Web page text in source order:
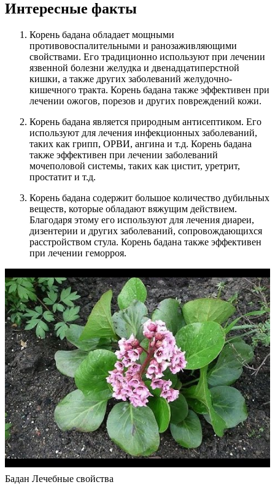
Интересные факты
Корень бадана обладает мощными
противовоспалительными и ранозаживляющими
свойствами. Его традиционно используют при лечении
язвенной болезни желудка и двенадцатиперстной
кишки, а также других заболеваний желудочно-
кишечного тракта. Корень бадана также эффективен при
лечении ожогов, порезов и других повреждений кожи.
Корень бадана является природным антисептиком. Его
используют для лечения инфекционных заболеваний,
таких как грипп, ОРВИ, ангина и т.д. Корень бадана
также эффективен при лечении заболеваний
мочеполовой системы, таких как цистит, уретрит,
простатит и т.д.
Корень бадана содержит большое количество дубильных
веществ, которые обладают вяжущим действием.
Благодаря этому его используют для лечения диареи,
дизентерии и других заболеваний, сопровождающихся
расстройством стула. Корень бадана также эффективен
при лечении геморроя.
Бадан Лечебные свойства